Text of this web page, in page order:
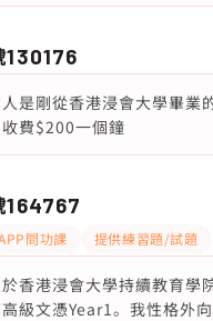
130176
是剛從香港浸會大學畢業
費$200一個鐘
164767
問功課 提供練習題/試題
香港浸會大學持續教育學
級文憑Year1。我性格外